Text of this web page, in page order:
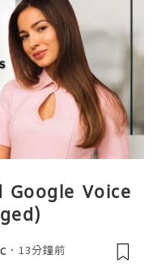
Google Voice
13分鐘前